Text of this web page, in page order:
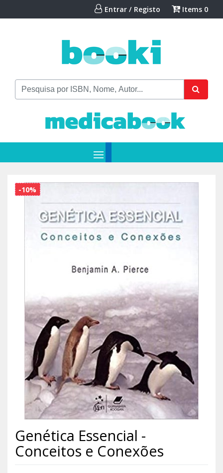
Entrar / Registo Items 0
-10%
Genética Essencial -
Conceitos e Conexões